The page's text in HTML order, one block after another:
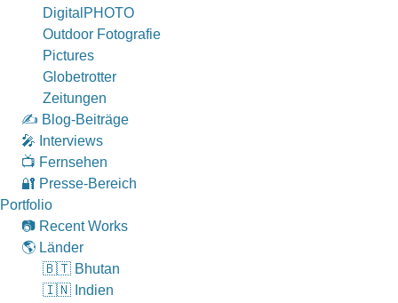
DigitalPHOTO
Outdoor Fotografie
Pictures
Globetrotter
Zeitungen
✍️ Blog-Beiträge
🎤 Interviews
📺 Fernsehen
🔐 Presse-Bereich
Portfolio
📷 Recent Works
🌎 Länder
🇧🇹 Bhutan
🇮🇳 Indien